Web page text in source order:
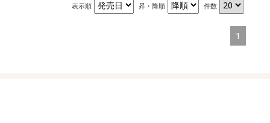
表示順 昇・降順 件数
1